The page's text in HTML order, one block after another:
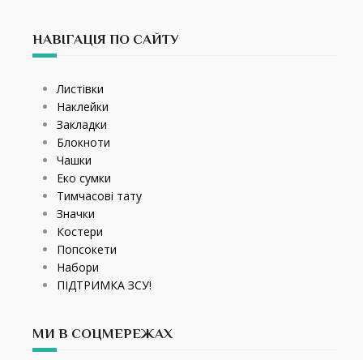
НАВІГАЦІЯ ПО САЙТУ
Листівки
Наклейки
Закладки
Блокноти
Чашки
Еко сумки
Тимчасові тату
Значки
Костери
Попсокети
Набори
ПІДТРИМКА ЗСУ!
МИ В СОЦМЕРЕЖАХ